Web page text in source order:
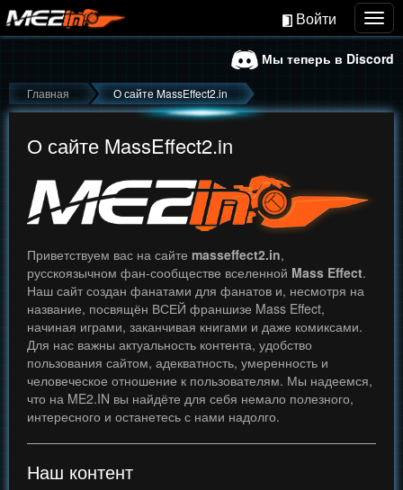
Войти
Мы теперь в Discord
Главная О сайте MassEffect2.in
О сайте MassEffect2.in
Приветствуем вас на сайте masseffect2.in,
русскоязычном фан-сообществе вселенной Mass Effect.
Наш сайт создан фанатами для фанатов и, несмотря на
название, посвящён ВСЕЙ франшизе Mass Effect,
начиная играми, заканчивая книгами и даже комиксами.
Для нас важны актуальность контента, удобство
пользования сайтом, адекватность, умеренность и
человеческое отношение к пользователям. Мы надеемся,
что на ME2.IN вы найдёте для себя немало полезного,
интересного и останетесь с нами надолго.
Наш контент